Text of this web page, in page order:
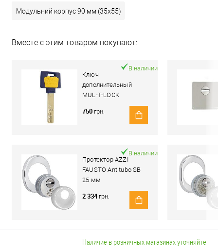
Модульний корпус 90 мм (35x55)
Вместе с этим товаром покупают:
Ключ
дополнительный
MUL-T-LOCK
MTL600/Interactive+
В наличии
750 грн.
Протектор AZZI
FAUSTO Antitubo SB
25 мм
овальный широкий
хром полированный
В наличии
2 334 грн.
Наличие в розничных магазинах уточняйте